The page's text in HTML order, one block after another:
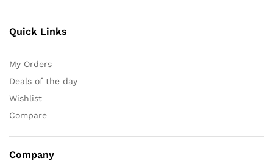
Quick Links
My Orders
Deals of the day
Wishlist
Compare
Company